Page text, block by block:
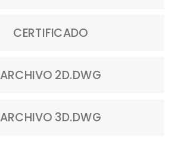
CERTIFICADO
ARCHIVO 2D.DWG
ARCHIVO 3D.DWG